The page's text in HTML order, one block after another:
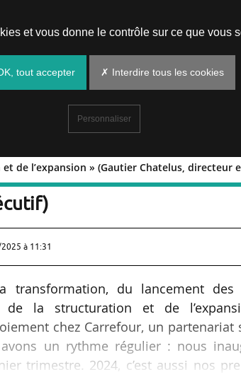
de l’expansion » (Gautier Chatelus, directeur
et de l’expansion
à 11:31
transformation, du lancement des
de la structuration et de
chez Carrefour, un partenariat
un rythme régulier : nous
trimestre. 2024, c’est aussi nos
et vous donne le contrôle sur ce que vous
tout accepter ✗ Interdire tous les cookies
Personnaliser